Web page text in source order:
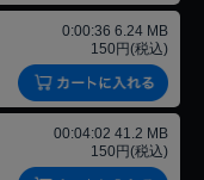
0:00:36 6.24 MB
150円(税込)
00:04:02 41.2 MB
150円(税込)